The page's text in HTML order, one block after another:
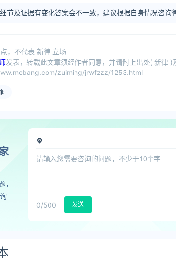
节及证据有变化答案会不一致，建议根据自身情况咨询
，不代表 新律 立场
发表，转载此文章须经作者同意，并请附上出处( 新律 )
zuiming/jrwfzzz/1253.html
，
0/500 发送